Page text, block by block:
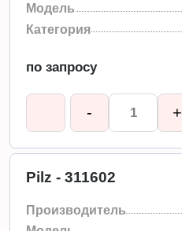
Модель
Категория
по запросу
- +
Pilz - 311602
Производитель